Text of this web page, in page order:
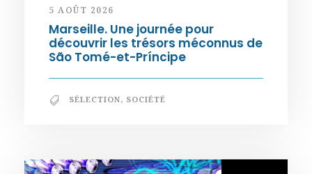
5 AOÛT 2026
Marseille. Une journée pour
découvrir les trésors méconnus de
São Tomé-et-Príncipe
SÉLECTION, SOCIÉTÉ